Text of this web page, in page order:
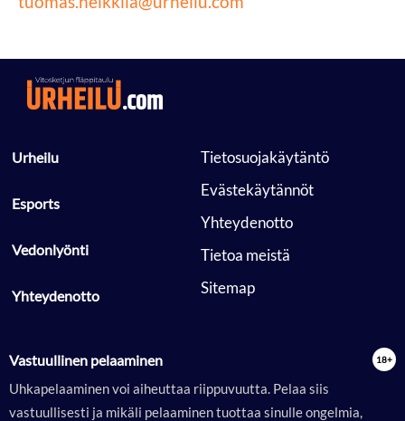
Urheilu
Esports
Vedonlyönti
Yhteydenotto
Tietosuojakäytäntö
Evästekäytännöt
Yhteydenotto
Tietoa meistä
Sitemap
Vastuullinen pelaaminen
Uhkapelaaminen voi aiheuttaa riippuvuutta. Pelaa siis
vastuullisesti ja mikäli pelaaminen tuottaa sinulle ongelmia,